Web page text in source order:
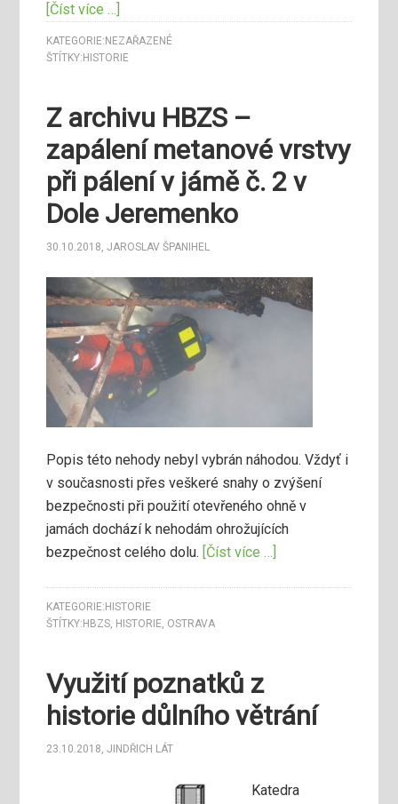
[Číst více …]
KATEGORIE: NEZAŘAZENÉ
ŠTÍTKY: HISTORIE
Z archivu HBZS –
zapálení metanové vrstvy
při pálení v jámě č. 2 v
Dole Jeremenko
30.10.2018,JAROSLAV ŠPANIHEL
Popis této nehody nebyl vybrán náhodou. Vždyť i
v současnosti přes veškeré snahy o zvýšení
bezpečnosti při použití otevřeného ohně v
jamách dochází k nehodám ohrožujících
bezpečnost celého dolu. [Číst více …]
KATEGORIE: HISTORIE
ŠTÍTKY: HBZS, HISTORIE, OSTRAVA
Využití poznatků z
historie důlního větrání
23.10.2018,JINDŘICH LÁT
Katedra